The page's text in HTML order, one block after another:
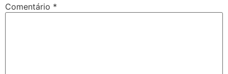
Comentário *